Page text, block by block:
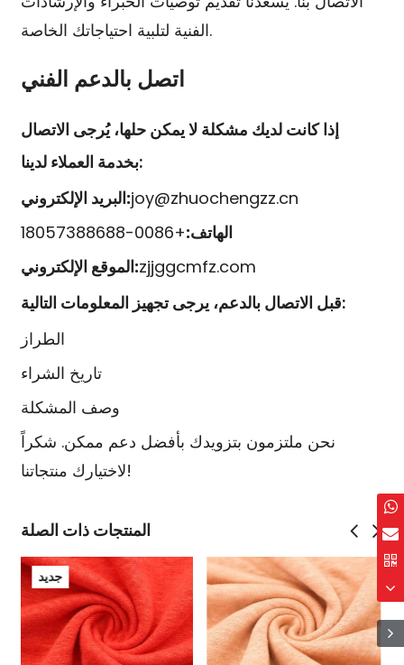
الفنية لتلبية احتياجاتك الخاصة.
اتصل بالدعم الفني
إذا كانت لديك مشكلة لا يمكن حلها، يُرجى الاتصال
بخدمة العملاء لدينا:
البريد الإلكتروني:joy@zhuochengzz.cn
الهاتف:+0086-18057388688
الموقع الإلكتروني:zjjggcmfz.com
قبل الاتصال بالدعم، يرجى تجهيز المعلومات التالية:
الطراز
تاريخ الشراء
وصف المشكلة
نحن ملتزمون بتزويدك بأفضل دعم ممكن. شكراً
لاختيارك منتجاتنا!
المنتجات ذات الصلة